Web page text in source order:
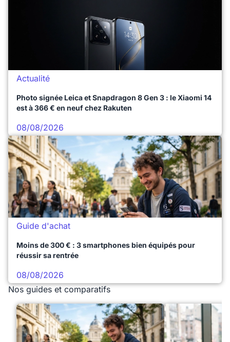
Actualité
Photo signée Leica et Snapdragon 8 Gen 3 : le Xiaomi 14
est à 366 € en neuf chez Rakuten
08/08/2026
Guide d'achat
Moins de 300 € : 3 smartphones bien équipés pour
réussir sa rentrée
08/08/2026
Nos guides et comparatifs